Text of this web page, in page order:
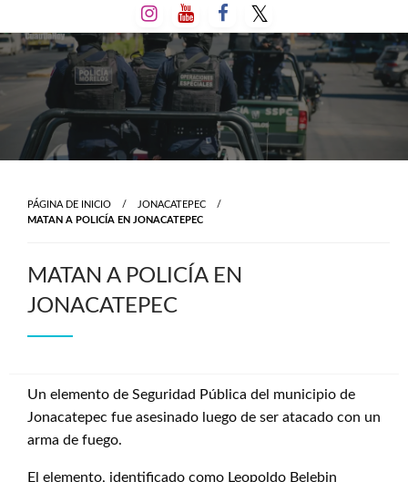
al
contenido
PÁGINA DE INICIO
JONACATEPEC
MATAN A POLICÍA EN JONACATEPEC
MATAN A POLICÍA EN
JONACATEPEC
Un elemento de Seguridad Pública del municipio de
Jonacatepec fue asesinado luego de ser atacado con un
arma de fuego.
El elemento, identificado como Leopoldo Belebin